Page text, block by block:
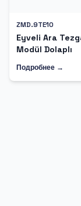
ZMD.9TE10
Eyveli Ara
Modül Dolaplı
Подробнее →